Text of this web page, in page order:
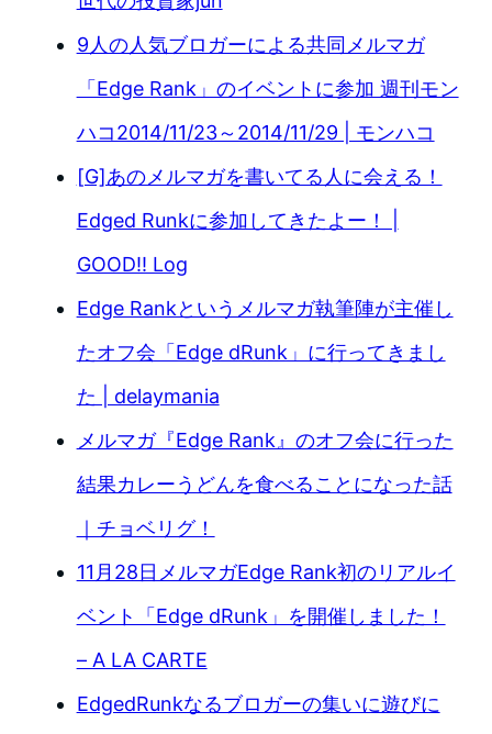
9人の人気ブロガーによる共同メルマガ
「Edge Rank」のイベントに参加 週刊モン
ハコ2014/11/23～2014/11/29 | モンハコ
[G]あのメルマガを書いてる人に会える！
Edged Runkに参加してきたよー！ |
GOOD!! Log
Edge Rankというメルマガ執筆陣が主催し
たオフ会「Edge dRunk」に行ってきまし
た | delaymania
メルマガ『Edge Rank』のオフ会に行った
結果カレーうどんを食べることになった話
｜チョベリグ！
11月28日メルマガEdge Rank初のリアルイ
ベント「Edge dRunk」を開催しました！
– A LA CARTE
EdgedRunkなるブロガーの集いに遊びに